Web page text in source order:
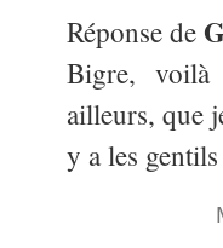
Réponse de
Bigre, voilà
ailleurs, que
y a les